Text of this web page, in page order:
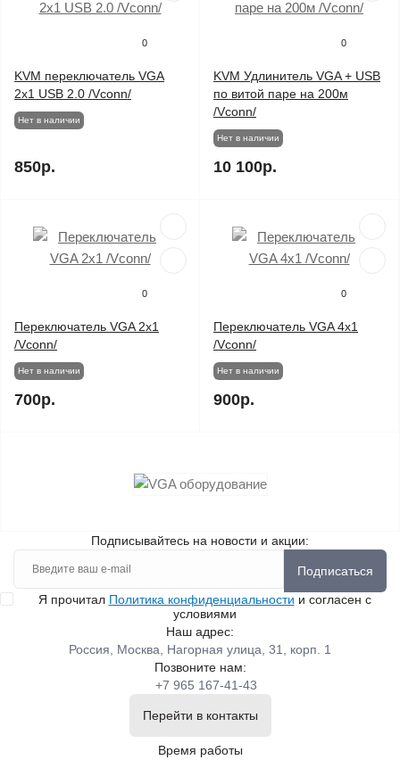
0
KVM переключатель VGA
2х1 USB 2.0 /Vconn/
Нет в наличии
850р.
0
KVM Удлинитель VGA + USB
по витой паре на 200м
/Vconn/
Нет в наличии
10 100р.
0
Переключатель VGA 2х1
/Vconn/
Нет в наличии
700р.
0
Переключатель VGA 4х1
/Vconn/
Нет в наличии
900р.
Подписывайтесь на новости и акции:
Подписаться
Я прочитал Политика конфиденциальности и согласен с
условиями
Наш адрес:
Россия, Москва, Нагорная улица, 31, корп. 1
Позвоните нам:
+7 965 167-41-43
Перейти в контакты
Время работы